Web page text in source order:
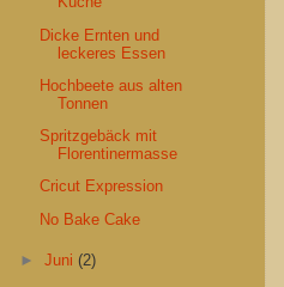
Dicke Ernten und
leckeres Essen
Hochbeete aus alten
Tonnen
Spritzgebäck mit
Florentinermasse
Cricut Expression
No Bake Cake
►Juni(2)